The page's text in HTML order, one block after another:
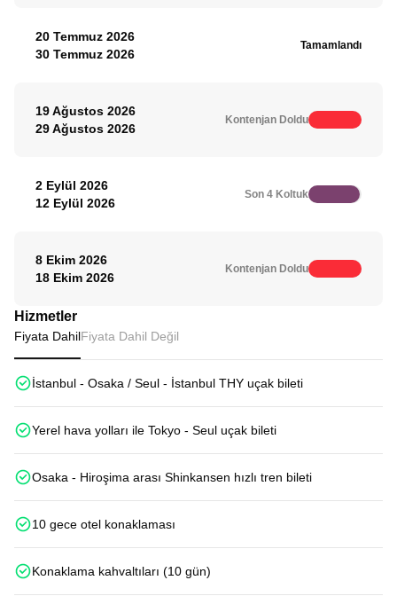
20 Temmuz 2026
30 Temmuz 2026
Tamamlandı
19 Ağustos 2026
29 Ağustos 2026
Kontenjan Doldu
2 Eylül 2026
12 Eylül 2026
Son 4 Koltuk
8 Ekim 2026
18 Ekim 2026
Kontenjan Doldu
Hizmetler
Fiyata DahilFiyata Dahil Değil
İstanbul - Osaka / Seul - İstanbul THY uçak bileti
Yerel hava yolları ile Tokyo - Seul uçak bileti
Osaka - Hiroşima arası Shinkansen hızlı tren bileti
10 gece otel konaklaması
Konaklama kahvaltıları (10 gün)